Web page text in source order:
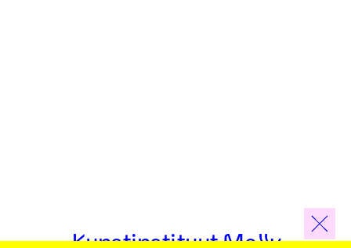
Kunstinstituut Melly